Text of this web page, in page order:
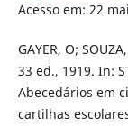
Acesso em: 22
GAYER, O;
33 ed., 1919. In:
Abecedários em
cartilhas